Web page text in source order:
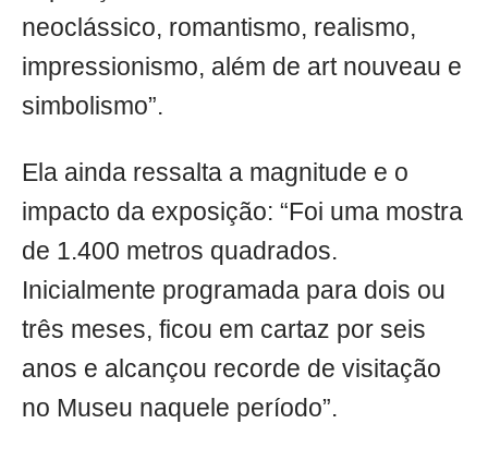
neoclássico, romantismo, realismo,
impressionismo, além de art nouveau e
simbolismo”.
Ela ainda ressalta a magnitude e o
impacto da exposição: “Foi uma mostra
de 1.400 metros quadrados.
Inicialmente programada para dois ou
três meses, ficou em cartaz por seis
anos e alcançou recorde de visitação
no Museu naquele período”.